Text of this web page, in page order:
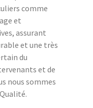
comme
et
assurant
et une très
du
et de
nous sommes